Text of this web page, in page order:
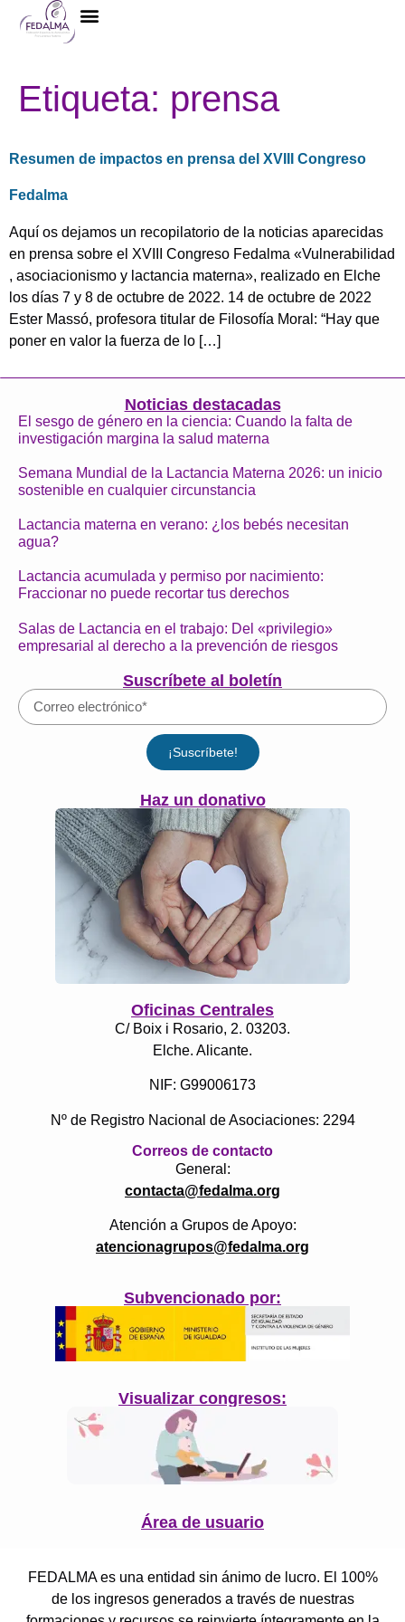
Etiqueta: prensa
Resumen de impactos en prensa del XVIII Congreso
Fedalma
Aquí os dejamos un recopilatorio de la noticias aparecidas
en prensa sobre el XVIII Congreso Fedalma «Vulnerabilidad
, asociacionismo y lactancia materna», realizado en Elche
los días 7 y 8 de octubre de 2022. 14 de octubre de 2022
Ester Massó, profesora titular de Filosofía Moral: “Hay que
poner en valor la fuerza de lo […]
Noticias destacadas
El sesgo de género en la ciencia: Cuando la falta de
investigación margina la salud materna
Semana Mundial de la Lactancia Materna 2026: un inicio
sostenible en cualquier circunstancia
Lactancia materna en verano: ¿los bebés necesitan
agua?
Lactancia acumulada y permiso por nacimiento:
Fraccionar no puede recortar tus derechos
Salas de Lactancia en el trabajo: Del «privilegio»
empresarial al derecho a la prevención de riesgos
Suscríbete al boletín
¡Suscríbete!
Haz un donativo
Oficinas Centrales
C/ Boix i Rosario, 2. 03203.
Elche. Alicante.
NIF: G99006173
Nº de Registro Nacional de Asociaciones: 2294
Correos de contacto
General:
contacta@fedalma.org
Atención a Grupos de Apoyo:
atencionagrupos@fedalma.org
Subvencionado por:
Visualizar congresos:
Área de usuario
FEDALMA es una entidad sin ánimo de lucro. El 100%
de los ingresos generados a través de nuestras